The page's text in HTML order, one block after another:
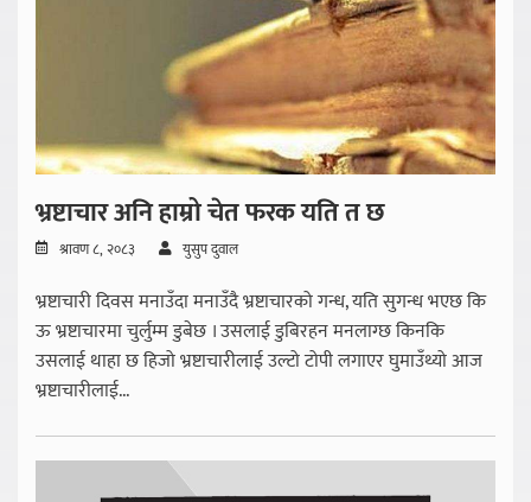
भ्रष्टाचार अनि हाम्रो चेत फरक यति त छ
श्रावण ८, २०८३ युसुप दुवाल
भ्रष्टाचारी दिवस मनाउँदा मनाउँदै भ्रष्टाचारको गन्ध, यति सुगन्ध भएछ कि
ऊ भ्रष्टाचारमा चुर्लुम्म डुबेछ । उसलाई डुबिरहन मनलाग्छ किनकि
उसलाई थाहा छ हिजो भ्रष्टाचारीलाई उल्टो टोपी लगाएर घुमाउँथ्यो आज
भ्रष्टाचारीलाई...